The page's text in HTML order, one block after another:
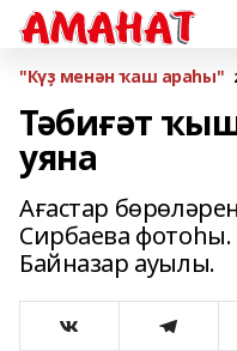
"Күҙ менән ҡаш араһы"
Тәбиғәт
уяна
Ағастар
Сирбаева
Байназар ауылы.